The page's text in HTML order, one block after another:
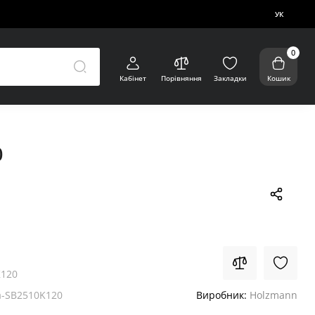
УК
Кабінет Порівняння Закладки
0
Кошик
SB2510K120 Виробник: Holzmann